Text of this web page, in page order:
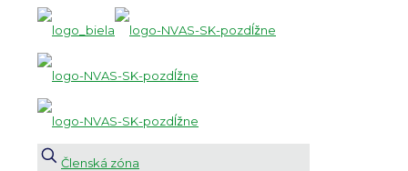
Členská zóna